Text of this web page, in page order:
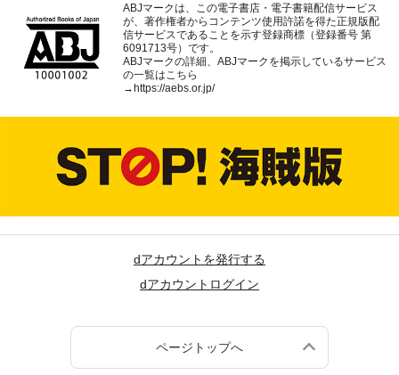
ABJマークは、この電子書店・電子書籍配信サービス
が、著作権者からコンテンツ使用許諾を得た正規版配
信サービスであることを示す登録商標（登録番号 第
6091713号）です。
ABJマークの詳細、ABJマークを掲示しているサービス
の一覧はこちら
→https://aebs.or.jp/
dアカウントを発行する
dアカウントログイン
ページトップへ